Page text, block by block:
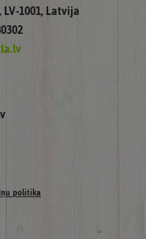
1001, Latvija
politika